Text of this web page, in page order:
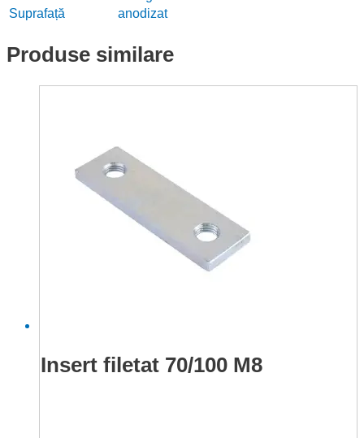
Suprafață
anodizat
Produse similare
Insert filetat 70/100 M8